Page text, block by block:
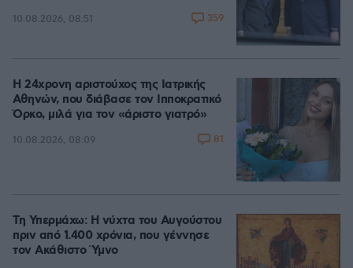
10.08.2026, 08:51 359
Η 24χρονη αριστούχος της Ιατρικής
Αθηνών, που διάβασε τον Ιπποκρατικό
Όρκο, μιλά για τον «άριστο γιατρό»
10.08.2026, 08:09 81
Τη Υπερμάχω: Η νύχτα του Αυγούστου
πριν από 1.400 χρόνια, που γέννησε
τον Ακάθιστο Ύμνο